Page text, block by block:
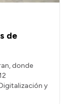
de
donde
y